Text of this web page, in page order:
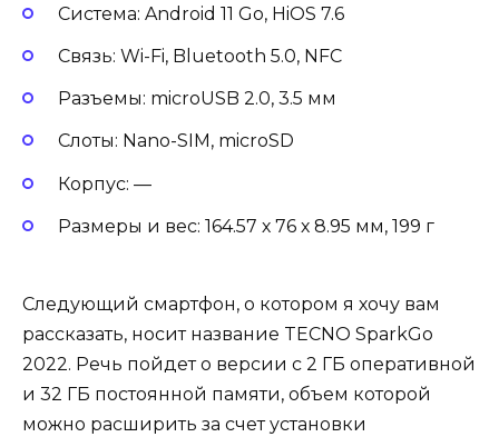
Система: Android 11 Go, HiOS 7.6
Связь: Wi-Fi, Bluetooth 5.0, NFC
Разъемы: microUSB 2.0, 3.5 мм
Слоты: Nano-SIM, microSD
Корпус: —
Размеры и вес: 164.57 х 76 х 8.95 мм, 199 г
Следующий смартфон, о котором я хочу вам
рассказать, носит название TECNO SparkGo
2022. Речь пойдет о версии с 2 ГБ оперативной
и 32 ГБ постоянной памяти, объем которой
можно расширить за счет установки